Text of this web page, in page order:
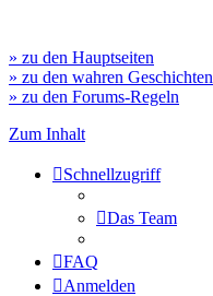
» zu den Hauptseiten
» zu den wahren Geschichten
» zu den Forums-Regeln
Zum Inhalt
Schnellzugriff
Das Team
FAQ
Anmelden